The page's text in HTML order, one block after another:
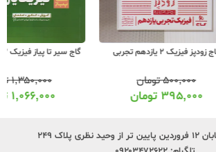
تومان
گاج سیر تا پیاز فیزیک 2 یازدهم تجربی
تومان
تومان
پلاک ۲۴۹